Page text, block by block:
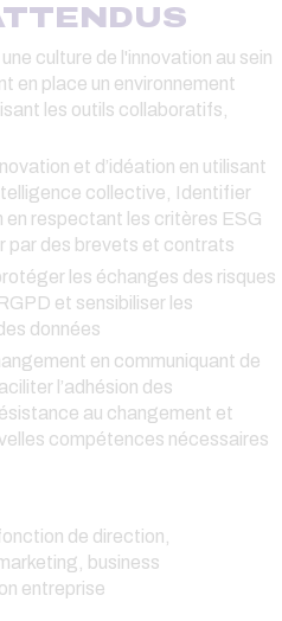
culture de l'innovation au sein
en place un environnement
les outils collaboratifs,
et d’idéation en utilisant
collective, Identifier
en respectant les critères ESG
par des brevets et contrats
les échanges des risques
et sensibiliser les
données
en communiquant de
l’adhésion des
au changement et
compétences nécessaires
de direction,
business
entreprise